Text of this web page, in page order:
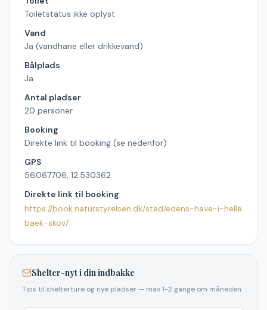
Toiletstatus ikke oplyst
Vand
Ja (vandhane eller drikkevand)
Bålplads
Ja
Antal pladser
20 personer
Booking
Direkte link til booking (se nedenfor)
GPS
56.067706, 12.530362
Direkte link til booking
https://book.naturstyrelsen.dk/sted/edens-have-i-helle
baek-skov/
Shelter-nyt i din indbakke
Tips til shelterture og nye pladser — max 1-2 gange om måneden.